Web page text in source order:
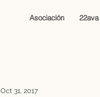
Asociación
Oct 31, 2017